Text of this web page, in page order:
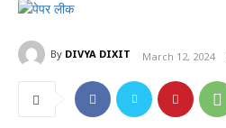
By DIVYA DIXIT March 12, 2024